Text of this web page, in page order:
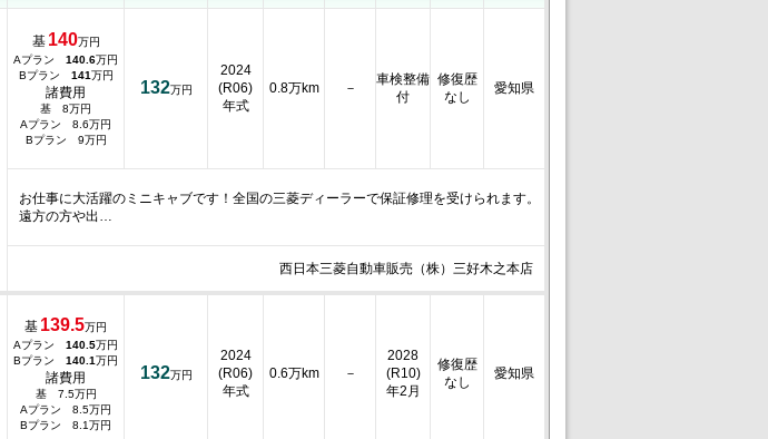
基 140万円
Aプラン 140.6万円
Bプラン 141万円
諸費用
基 8万円
Aプラン 8.6万円
Bプラン 9万円
132万円
2024
(R06)
年式
0.8万km －
車検整備
付
修復歴
なし
愛知県
お仕事に大活躍のミニキャブです！全国の三菱ディーラーで保証修理を受けられます。
遠方の方や出…
西日本三菱自動車販売（株）三好木之本店
基 139.5万円
Aプラン 140.5万円
Bプラン 140.1万円
諸費用
基 7.5万円
Aプラン 8.5万円
Bプラン 8.1万円
132万円
2024
(R06)
年式
0.6万km －
2028
(R10)
年2月
修復歴
なし
愛知県